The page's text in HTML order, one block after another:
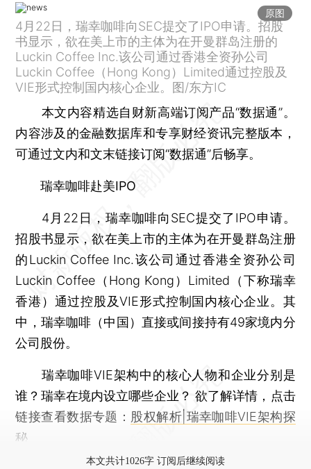
原图
4月22日，瑞幸咖啡向SEC提交了IPO申请。招股
书显示，欲在美上市的主体为在开曼群岛注册的
Luckin Coffee Inc.该公司通过香港全资孙公司
Luckin Coffee（Hong Kong）Limited通过控股及
VIE形式控制国内核心企业。图/东方IC
本文内容精选自财新高端订阅产品“数据通”。
内容涉及的金融数据库和专享财经资讯完整版本，
可通过文内和文末链接订阅“数据通”后畅享。
瑞幸咖啡赴美IPO
4月22日，瑞幸咖啡向SEC提交了IPO申请。
招股书显示，欲在美上市的主体为在开曼群岛注册
的Luckin Coffee Inc.该公司通过香港全资孙公司
Luckin Coffee（Hong Kong）Limited（下称瑞幸
香港）通过控股及VIE形式控制国内核心企业。其
中，瑞幸咖啡（中国）直接或间接持有49家境内分
公司股份。
瑞幸咖啡VIE架构中的核心人物和企业分别是
谁？瑞幸在境内设立哪些企业？ 欲了解详情，点击
链接查看数据专题： 股权解析|瑞幸咖啡VIE架构探
秘
本文共计1026字 订阅后继续阅读